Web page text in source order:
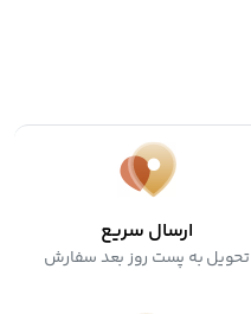
ارسال سریع
تحویل به پست روز بعد سفارش